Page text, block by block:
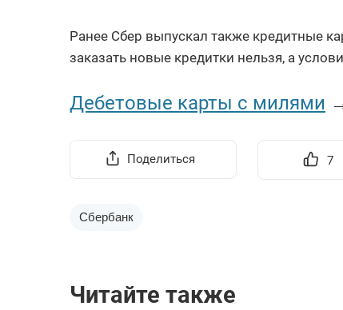
Ранее Сбер выпускал также кредитные
заказать новые кредитки нельзя, а
Дебетовые карты с милями
Поделиться 7
Сбербанк
Читайте также